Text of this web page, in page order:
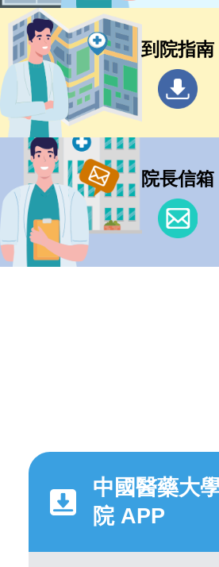
到院指南
院長信箱
中國醫藥大
院 APP